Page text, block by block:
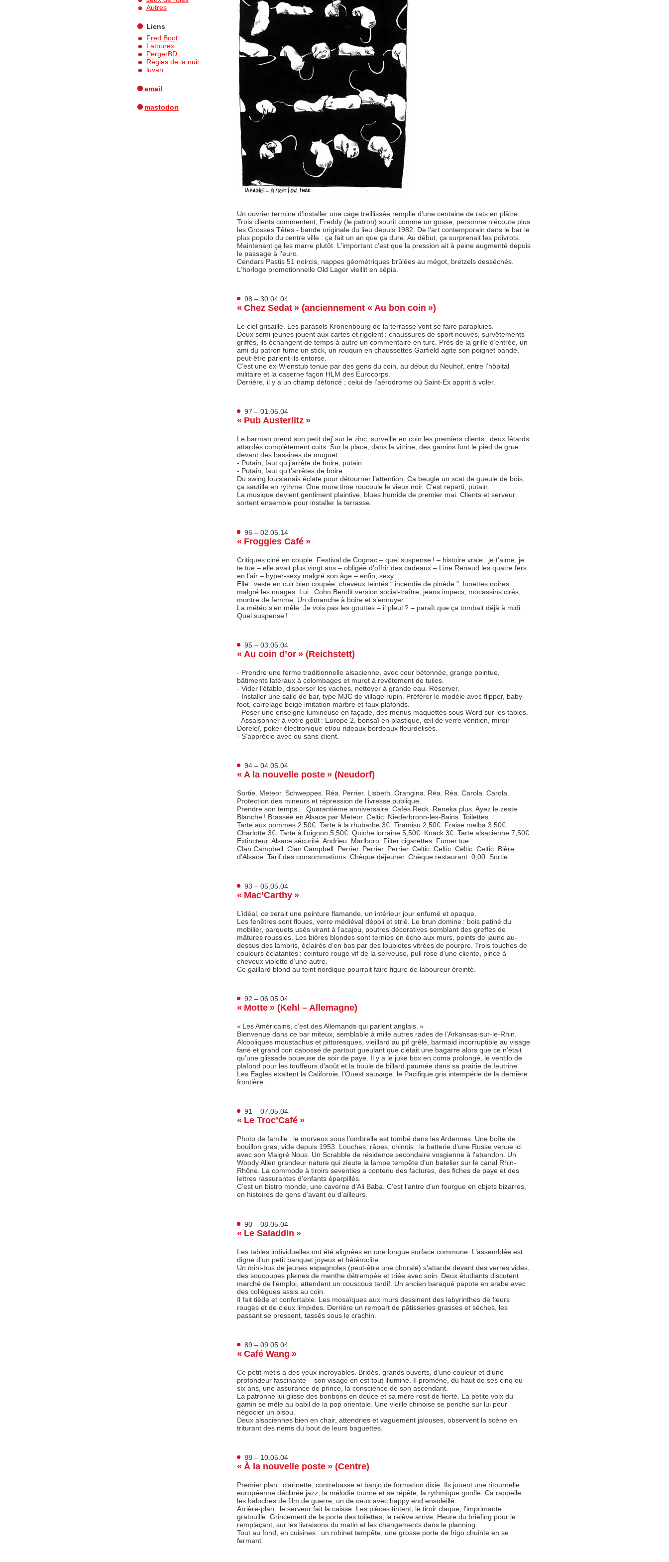
Autres
Liens
Fred Boot
Latourex
PergerBD
Règles de la nuit
luvan
email
mastodon
Un ouvrier termine d'installer une cage treillissée remplie d'une centaine de rats en plâtre.
Trois clients commentent, Freddy (le patron) sourit comme un gosse, personne n'écoute plus
les Grosses Têtes - bande originale du lieu depuis 1982. De l'art contemporain dans le bar le
plus populo du centre ville : ça fait un an que ça dure. Au début, ça surprenait les poivrots.
Maintenant ça les marre plutôt. L'important c'est que la pression ait à peine augmenté depuis
le passage à l'euro.
Cendars Pastis 51 noircis, nappes géométriques brûlées au mégot, bretzels desséchés.
L'horloge promotionnelle Old Lager vieillit en sépia.
98 – 30.04.04
« Chez Sedat » (anciennement « Au bon coin »)
Le ciel grisaille. Les parasols Kronenbourg de la terrasse vont se faire parapluies.
Deux semi-jeunes jouent aux cartes et rigolent : chaussures de sport neuves, survêtements
griffés, ils échangent de temps à autre un commentaire en turc. Près de la grille d’entrée, un
ami du patron fume un stick, un rouquin en chaussettes Garfield agite son poignet bandé,
peut-être parlent-ils entorse.
C’est une ex-Wienstub tenue par des gens du coin, au début du Neuhof, entre l’hôpital
militaire et la caserne façon HLM des Eurocorps.
Derrière, il y a un champ défoncé ; celui de l’aérodrome où Saint-Ex apprit à voler.
97 – 01.05.04
« Pub Austerlitz »
Le barman prend son petit dej’ sur le zinc, surveille en coin les premiers clients : deux fêtards
attardés complètement cuits. Sur la place, dans la vitrine, des gamins font le pied de grue
devant des bassines de muguet.
- Putain, faut qu’j’arrête de boire, putain.
- Putain, faut qu’t’arrêtes de boire.
Du swing louisianais éclate pour détourner l’attention. Ca beugle un scat de gueule de bois,
ça sautille en rythme. One more time roucoule le vieux noir. C’est reparti, putain.
La musique devient gentiment plaintive, blues humide de premier mai. Clients et serveur
sortent ensemble pour installer la terrasse.
96 – 02.05.14
« Froggies Café »
Critiques ciné en couple. Festival de Cognac – quel suspense ! – histoire vraie : je t’aime, je
te tue – elle avait plus vingt ans – obligée d’offrir des cadeaux – Line Renaud les quatre fers
en l’air – hyper-sexy malgré son âge – enfin, sexy…
Elle : veste en cuir bien coupée, cheveux teintés “ incendie de pinède ”, lunettes noires
malgré les nuages. Lui : Cohn Bendit version social-traître, jeans impecs, mocassins cirés,
montre de femme. Un dimanche à boire et s’ennuyer.
La météo s’en mêle. Je vois pas les gouttes – il pleut ? – paraît que ça tombait déjà à midi.
Quel suspense !
95 – 03.05.04
« Au coin d’or » (Reichstett)
- Prendre une ferme traditionnelle alsacienne, avec cour bétonnée, grange pointue,
bâtiments latéraux à colombages et muret à revêtement de tuiles.
- Vider l’étable, disperser les vaches, nettoyer à grande eau. Réserver.
- Installer une salle de bar, type MJC de village rupin. Préférer le modèle avec flipper, baby-
foot, carrelage beige imitation marbre et faux plafonds.
- Poser une enseigne lumineuse en façade, des menus maquettés sous Word sur les tables.
- Assaisonner à votre goût : Europe 2, bonsaï en plastique, œil de verre vénitien, miroir
Doreleï, poker électronique et/ou rideaux bordeaux fleurdelisés.
- S’apprécie avec ou sans client.
94 – 04.05.04
« A la nouvelle poste » (Neudorf)
Sortie. Meteor. Schweppes. Réa. Perrier. Lisbeth. Orangina. Réa. Réa. Carola. Carola.
Protection des mineurs et répression de l’ivresse publique.
Prendre son temps… Quarantième anniversaire. Cafés Reck. Reneka plus. Ayez le zeste
Blanche ! Brassée en Alsace par Meteor. Celtic. Niederbronn-les-Bains. Toilettes.
Tarte aux pommes 2,50€. Tarte à la rhubarbe 3€. Tiramisu 2,50€. Fraise melba 3,50€.
Charlotte 3€. Tarte à l’oignon 5,50€. Quiche lorraine 5,50€. Knack 3€. Tarte alsacienne 7,50€.
Extincteur. Alsace sécurité. Andrieu. Marlboro. Filter cigarettes. Fumer tue.
Clan Campbell. Clan Campbell. Perrier. Perrier. Perrier. Celtic. Celtic. Celtic. Celtic. Bière
d’Alsace. Tarif des consommations. Chèque déjeuner. Chèque restaurant. 0,00. Sortie.
93 – 05.05.04
« Mac’Carthy »
L’idéal, ce serait une peinture flamande, un intérieur jour enfumé et opaque.
Les fenêtres sont floues, verre médiéval dépoli et strié. Le brun domine : bois patiné du
mobilier, parquets usés virant à l’acajou, poutres décoratives semblant des greffes de
mâtures roussies. Les bières blondes sont ternies en écho aux murs, peints de jaune au-
dessus des lambris, éclairés d’en bas par des loupiotes vitrées de pourpre. Trois touches de
couleurs éclatantes : ceinture rouge vif de la serveuse, pull rose d’une cliente, pince à
cheveux violette d’une autre.
Ce gaillard blond au teint nordique pourrait faire figure de laboureur éreinté.
92 – 06.05.04
« Motte » (Kehl – Allemagne)
« Les Américains, c’est des Allemands qui parlent anglais. »
Bienvenue dans ce bar miteux, semblable à mille autres rades de l’Arkansas-sur-le-Rhin.
Alcooliques moustachus et pittoresques, vieillard au pif grêlé, barmaid incorruptible au visage
fané et grand con cabossé de partout gueulant que c’était une bagarre alors que ce n’était
qu’une glissade boueuse de soir de paye. Il y a le juke box en coma prolongé, le ventilo de
plafond pour les touffeurs d’août et la boule de billard paumée dans sa prairie de feutrine.
Les Eagles exaltent la Californie, l’Ouest sauvage, le Pacifique gris intempérie de la dernière
frontière.
91 – 07.05.04
« Le Troc’Café »
Photo de famille : le morveux sous l’ombrelle est tombé dans les Ardennes. Une boîte de
bouillon gras, vide depuis 1953. Louches, râpes, chinois : la batterie d’une Russe venue ici
avec son Malgré Nous. Un Scrabble de résidence secondaire vosgienne à l’abandon. Un
Woody Allen grandeur nature qui zieute la lampe tempête d’un batelier sur le canal Rhin-
Rhône. La commode à tiroirs seventies a contenu des factures, des fiches de paye et des
lettres rassurantes d’enfants éparpillés.
C’est un bistro monde, une caverne d’Ali Baba. C’est l’antre d’un fourgue en objets bizarres,
en histoires de gens d’avant ou d’ailleurs.
90 – 08.05.04
« Le Saladdin »
Les tables individuelles ont été alignées en une longue surface commune. L’assemblée est
digne d’un petit banquet joyeux et hétéroclite.
Un mini-bus de jeunes espagnoles (peut-être une chorale) s’attarde devant des verres vides,
des soucoupes pleines de menthe détrempée et triée avec soin. Deux étudiants discutent
marché de l’emploi, attendent un couscous tardif. Un ancien baraqué papote en arabe avec
des collègues assis au coin.
Il fait tiède et confortable. Les mosaïques aux murs dessinent des labyrinthes de fleurs
rouges et de cieux limpides. Derrière un rempart de pâtisseries grasses et sèches, les
passant se pressent, tassés sous le crachin.
89 – 09.05.04
« Café Wang »
Ce petit métis a des yeux incroyables. Bridés, grands ouverts, d’une couleur et d’une
profondeur fascinante – son visage en est tout illuminé. Il promène, du haut de ses cinq ou
six ans, une assurance de prince, la conscience de son ascendant.
La patronne lui glisse des bonbons en douce et sa mère rosit de fierté. La petite voix du
gamin se mêle au babil de la pop orientale. Une vieille chinoise se penche sur lui pour
négocier un bisou.
Deux alsaciennes bien en chair, attendries et vaguement jalouses, observent la scène en
triturant des nems du bout de leurs baguettes.
88 – 10.05.04
« À la nouvelle poste » (Centre)
Premier plan : clarinette, contrebasse et banjo de formation dixie. Ils jouent une ritournelle
européenne déclinée jazz, la mélodie tourne et se répète, la rythmique gonfle. Ca rappelle
les baloches de film de guerre, un de ceux avec happy end ensoleillé.
Arrière-plan : le serveur fait la caisse. Les pièces tintent, le tiroir claque, l’imprimante
gratouille. Grincement de la porte des toilettes, la relève arrive. Heure du briefing pour le
remplaçant, sur les livraisons du matin et les changements dans le planning.
Tout au fond, en cuisines : un robinet tempête, une grosse porte de frigo chuinte en se
fermant.